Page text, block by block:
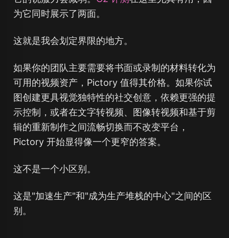
为它同时展示了两面。
这就是我会划定界限的地方。
如果你的团队主要需要将书面或录制的材料转化为
可用的视频资产，Pictory 值得其价格。如果你试
图创建更具视觉独特性的社交创意，依赖更强的提
示控制，或者在文字转视频、图像转视频和基于剪
辑的重新制作之间流畅切换而不改变平台，
Pictory 开始显得像一个更窄的答案。
这不是一个小区别。
这是"加速生产"和"成为生产堆栈的中心"之间的区
别。